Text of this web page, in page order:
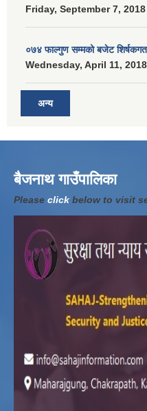
Friday, September 7,
०७४ फाल्गुण सम्मको बजेट
Wednesday, April 11,
अन्य
बैजनाथ गाउँपालिका
Please click below to visit